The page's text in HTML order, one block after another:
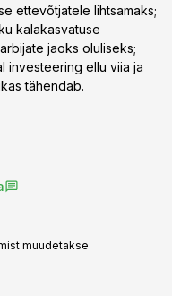
ettevõtjatele lihtsamaks;
kalakasvatuse
jaoks oluliseks;
investeering ellu viia ja
tähendab.
muudetakse